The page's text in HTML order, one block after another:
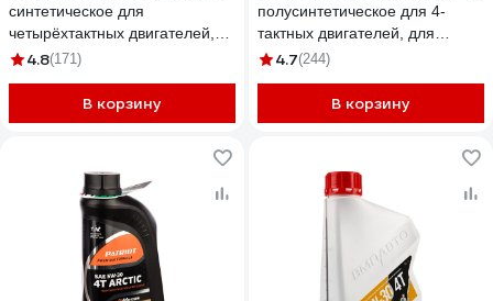
синтетическое для
четырёхтактных двигателей,
для техники, 1 л 73/8/1/2
4.8(171)
В корзину
полусинтетическое для 4-
тактных двигателей, для
техники, 1 л 73/8/1/1
4.7(244)
В корзину